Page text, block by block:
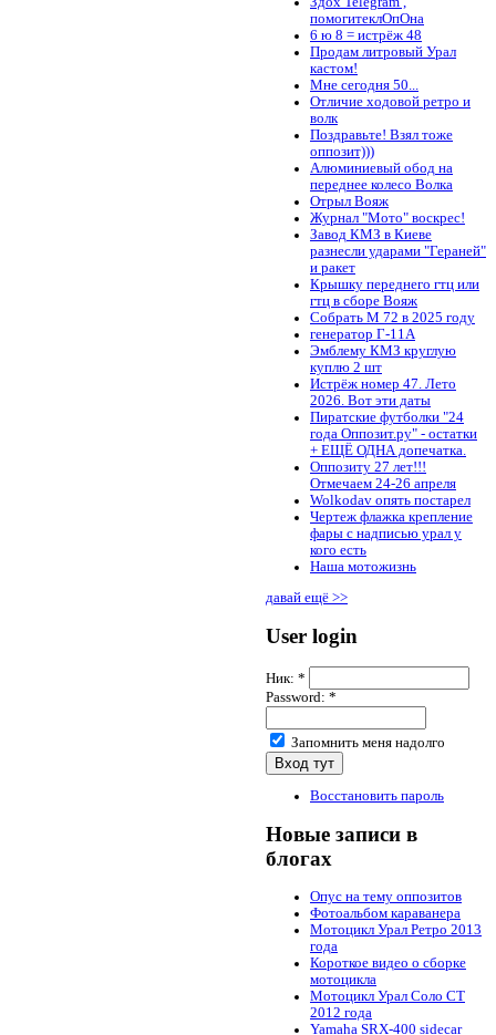
помогитеклОпОна
6 ю 8 = истрёж 48
Продам литровый Урал
кастом!
Мне сегодня 50...
Отличие ходовой ретро и
волк
Поздравьте! Взял тоже
оппозит)))
Алюминиевый обод на
переднее колесо Волка
Отрыл Вояж
Журнал "Мото" воскрес!
Завод КМЗ в Киеве
разнесли ударами "Гераней"
и ракет
Крышку переднего гтц или
гтц в сборе Вояж
Собрать М 72 в 2025 году
генератор Г-11А
Эмблему КМЗ круглую
куплю 2 шт
Истрёж номер 47. Лето
2026. Вот эти даты
Пиратские футболки "24
года Оппозит.ру" - остатки
+ ЕЩЁ ОДНА допечатка.
Оппозиту 27 лет!!!
Отмечаем 24-26 апреля
Wolkodav опять постарел
Чертеж флажка крепление
фары с надписью урал у
кого есть
Наша мотожизнь
давай ещё >>
User login
Ник: *
Password: *
Запомнить меня надолго
Восстановить пароль
Новые записи в
блогах
Опус на тему оппозитов
Фотоальбом караванера
Мотоцикл Урал Ретро 2013
года
Короткое видео о сборке
мотоцикла
Мотоцикл Урал Соло СТ
2012 года
Yamaha SRX-400 sidecar